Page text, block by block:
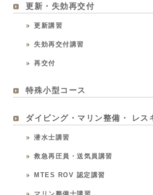
更新・失効再交付
更新講習
失効再交付講習
再交付
特殊小型コース
ダイビング・マリン整備・ レス
潜水士講習
救急再圧員・送気員講習
MTES ROV 認定講習